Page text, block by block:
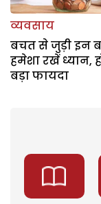
व्यवसाय
बचत से जुड़ी इन
हमेशा रखें ध्यान,
बड़ा फायदा